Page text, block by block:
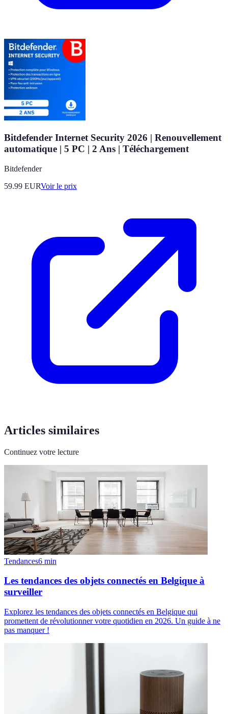
Bitdefender Internet Security 2026 | Renouvellement
automatique | 5 PC | 2 Ans | Téléchargement
Bitdefender
59.99 EURVoir le prix
Articles similaires
Continuez votre lecture
Tendances6 min
Les tendances des objets connectés en Belgique à
surveiller
Explorez les tendances des objets connectés en Belgique qui
promettent de révolutionner votre quotidien en 2026. Un guide à ne
pas manquer !